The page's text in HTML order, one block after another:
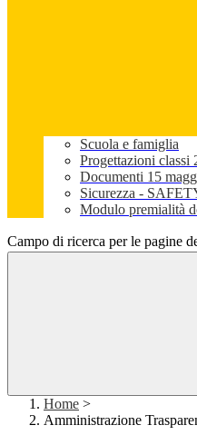
Scuola e famiglia
Progettazioni classi
Documenti 15
Sicurezza -
Modulo premialità
Campo di ricerca per le pagine
Home >
Amministrazione